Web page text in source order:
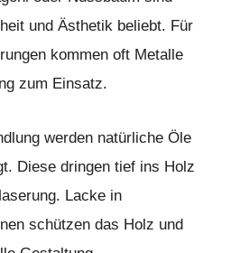
und Ästhetik beliebt. Für
kommen oft Metalle
zum Einsatz.
werden natürliche Öle
Diese dringen tief ins Holz
Lacke in
schützen das Holz und